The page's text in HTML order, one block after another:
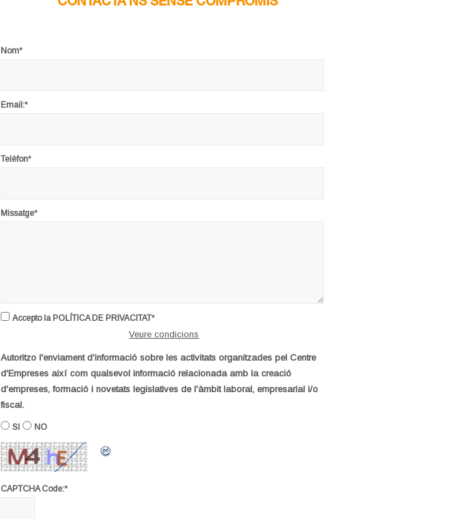
Nom*
Email:*
Telèfon*
Missatge*
Accepto la POLÍTICA DE PRIVACITAT*
Veure condicions
Autoritzo l'enviament d'informació sobre les activitats organitzades pel Centre
d'Empreses així com qualsevol informació relacionada amb la creació
d'empreses, formació i novetats legislatives de l'àmbit laboral, empresarial i/o
fiscal.
SI NO
CAPTCHA Code:*